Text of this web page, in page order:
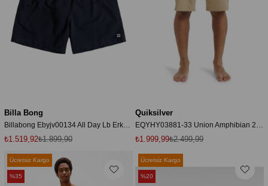
Billa Bong
Billabong Ebyjv00134 All Day Lb Erkek Şort Mayo
₺1.519,92₺1.899,90
Quiksilver
EQYHY03881-33 Union Amphibian 20 Erkek Şort
₺1.999,99₺2.499,99
Ücretsiz Kargo
%35
Ücretsiz Kargo
%20